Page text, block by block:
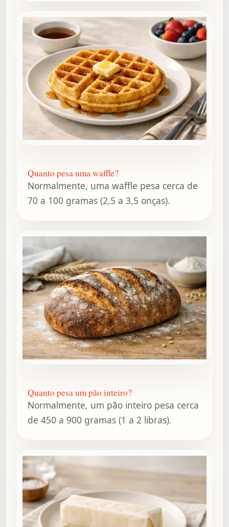
Quanto pesa uma waffle?
Normalmente, uma waffle pesa cerca de
70 a 100 gramas (2,5 a 3,5 onças).
Quanto pesa um pão inteiro?
Normalmente, um pão inteiro pesa cerca
de 450 a 900 gramas (1 a 2 libras).